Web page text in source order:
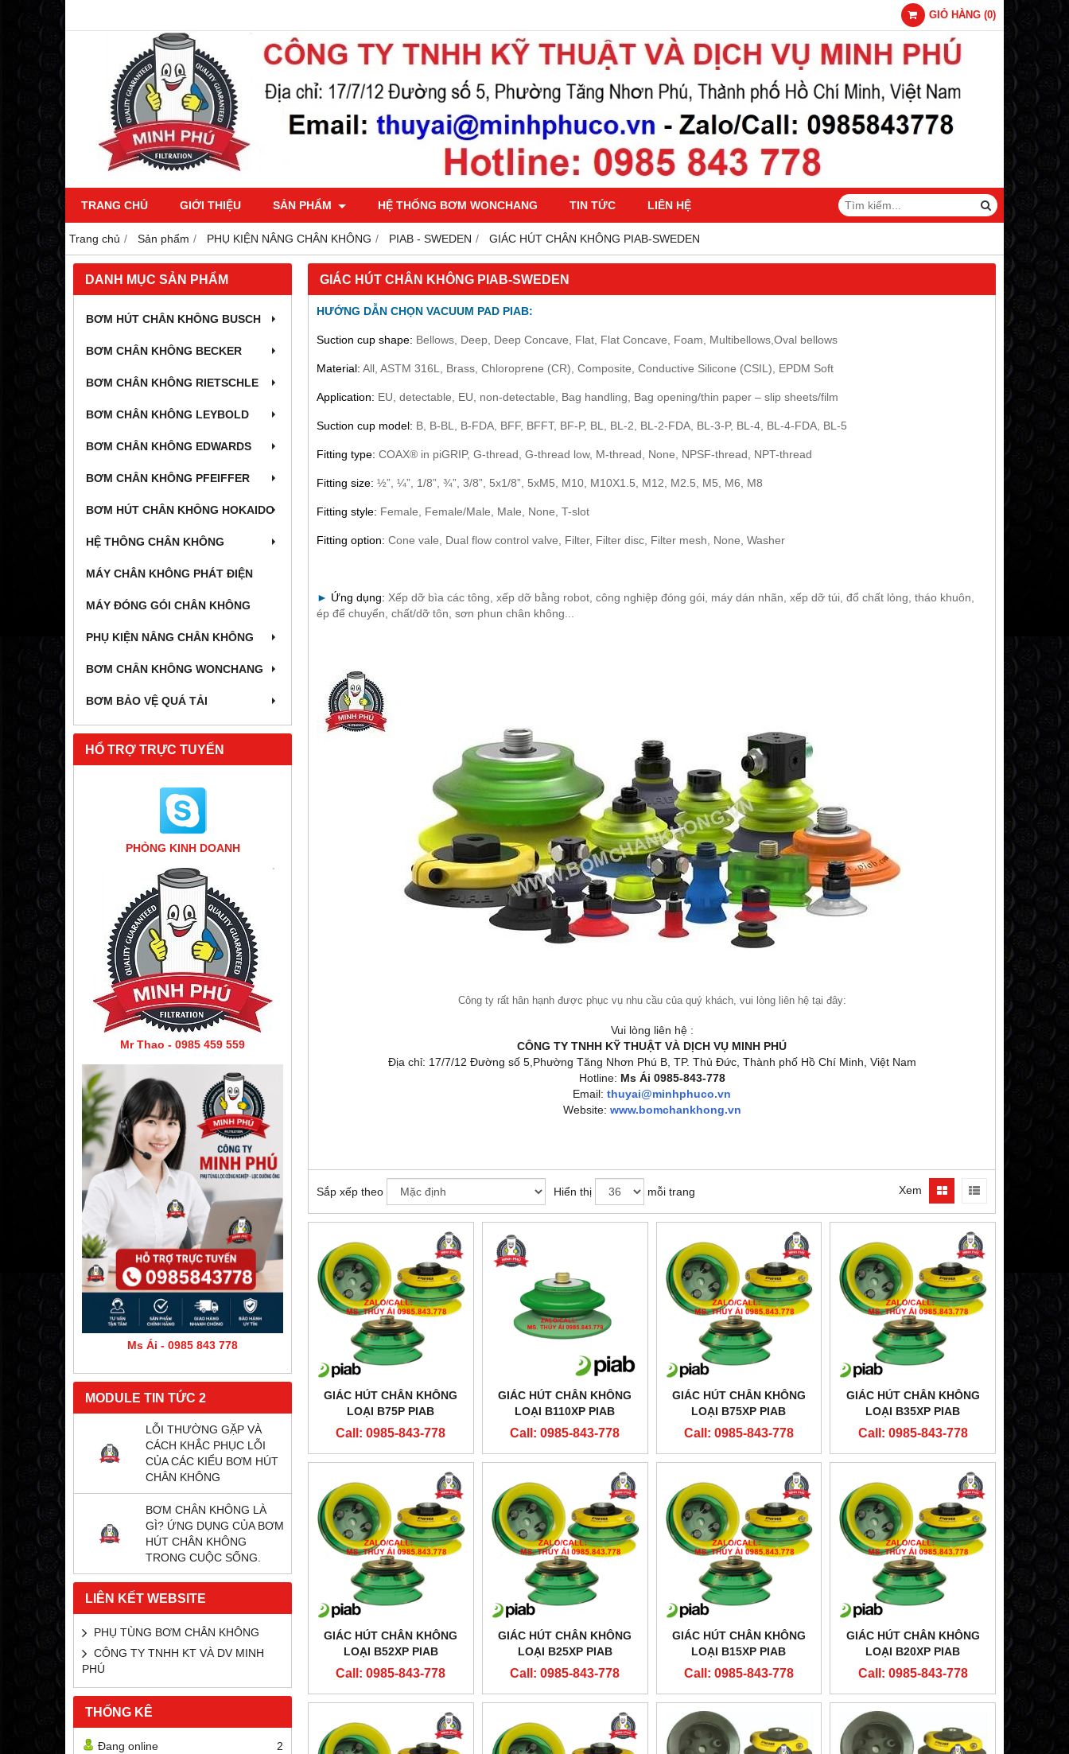
GIỎ HÀNG (0)
TRANG CHỦ GIỚI THIỆU SẢN PHẨM HỆ THỐNG BƠM WONCHANG TIN TỨC LIÊN HỆ
Trang chủ Sản phẩm PHỤ KIỆN NÂNG CHÂN KHÔNG PIAB - SWEDEN GIÁC HÚT CHÂN KHÔNG PIAB-SWEDEN
DANH MỤC SẢN PHẨM
BƠM HÚT CHÂN KHÔNG BUSCH
BƠM CHÂN KHÔNG BECKER
BƠM CHÂN KHÔNG RIETSCHLE
BƠM CHÂN KHÔNG LEYBOLD
BƠM CHÂN KHÔNG EDWARDS
BƠM CHÂN KHÔNG PFEIFFER
BƠM HÚT CHÂN KHÔNG HOKAIDO
HỆ THÔNG CHÂN KHÔNG
MÁY CHÂN KHÔNG PHÁT ĐIỆN
MÁY ĐÓNG GÓI CHÂN KHÔNG
PHỤ KIỆN NÂNG CHÂN KHÔNG
BƠM CHÂN KHÔNG WONCHANG
BƠM BẢO VỆ QUÁ TẢI
HỔ TRỢ TRỰC TUYẾN
PHÒNG KINH DOANH
Mr Thao - 0985 459 559
Ms Ái - 0985 843 778
MODULE TIN TỨC 2
LỖI THƯỜNG GẶP VÀ
CÁCH KHẮC PHỤC LỖI
CỦA CÁC KIỂU BƠM HÚT
CHÂN KHÔNG
BƠM CHÂN KHÔNG LÀ
GÌ? ỨNG DỤNG CỦA BƠM
HÚT CHÂN KHÔNG
TRONG CUỘC SỐNG.
LIÊN KẾT WEBSITE
PHỤ TÙNG BƠM CHÂN KHÔNG
CÔNG TY TNHH KT VÀ DV MINH
PHÚ
THỐNG KÊ
Đang online
2
GIÁC HÚT CHÂN KHÔNG PIAB-SWEDEN
HƯỚNG DẪN CHỌN VACUUM PAD PIAB:
Suction cup shape: Bellows, Deep, Deep Concave, Flat, Flat Concave, Foam, Multibellows,Oval bellows
Material: All, ASTM 316L, Brass, Chloroprene (CR), Composite, Conductive Silicone (CSIL), EPDM Soft
Application: EU, detectable, EU, non-detectable, Bag handling, Bag opening/thin paper – slip sheets/film
Suction cup model: B, B-BL, B-FDA, BFF, BFFT, BF-P, BL, BL-2, BL-2-FDA, BL-3-P, BL-4, BL-4-FDA, BL-5
Fitting type: COAX® in piGRIP, G-thread, G-thread low, M-thread, None, NPSF-thread, NPT-thread
Fitting size: ½”, ¼”, 1/8”, ¾”, 3/8”, 5x1/8”, 5xM5, M10, M10X1.5, M12, M2.5, M5, M6, M8
Fitting style: Female, Female/Male, Male, None, T-slot
Fitting option: Cone vale, Dual flow control valve, Filter, Filter disc, Filter mesh, None, Washer
► Ứng dụng: Xếp dỡ bìa các tông, xếp dỡ bằng robot, công nghiệp đóng gói, máy dán nhãn, xếp dỡ túi, đổ chất lỏng, tháo khuôn,
ép để chuyển, chất/dỡ tôn, sơn phun chân không...
Công ty rất hân hạnh được phục vụ nhu cầu của quý khách, vui lòng liên hệ tại đây:
Vui lòng liên hệ :
CÔNG TY TNHH KỸ THUẬT VÀ DỊCH VỤ MINH PHÚ
Địa chỉ: 17/7/12 Đường số 5,Phường Tăng Nhơn Phú B, TP. Thủ Đức, Thành phố Hồ Chí Minh, Việt Nam
Hotline: Ms Ái 0985-843-778
Email: thuyai@minhphuco.vn
Website: www.bomchankhong.vn
Sắp xếp theo Hiển thị mỗi trang Xem
GIÁC HÚT CHÂN KHÔNG
LOẠI B75P PIAB
Call: 0985-843-778
GIÁC HÚT CHÂN KHÔNG
LOẠI B110XP PIAB
Call: 0985-843-778
GIÁC HÚT CHÂN KHÔNG
LOẠI B75XP PIAB
Call: 0985-843-778
GIÁC HÚT CHÂN KHÔNG
LOẠI B35XP PIAB
Call: 0985-843-778
GIÁC HÚT CHÂN KHÔNG
LOẠI B52XP PIAB
Call: 0985-843-778
GIÁC HÚT CHÂN KHÔNG
LOẠI B25XP PIAB
Call: 0985-843-778
GIÁC HÚT CHÂN KHÔNG
LOẠI B15XP PIAB
Call: 0985-843-778
GIÁC HÚT CHÂN KHÔNG
LOẠI B20XP PIAB
Call: 0985-843-778